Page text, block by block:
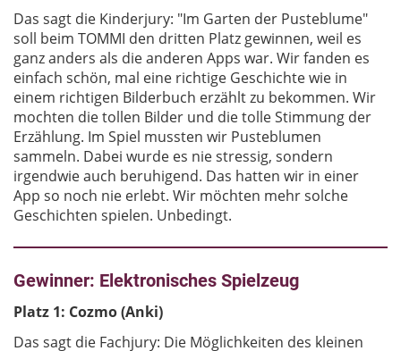
Das sagt die Kinderjury: "Im Garten der Pusteblume"
soll beim TOMMI den dritten Platz gewinnen, weil es
ganz anders als die anderen Apps war. Wir fanden es
einfach schön, mal eine richtige Geschichte wie in
einem richtigen Bilderbuch erzählt zu bekommen. Wir
mochten die tollen Bilder und die tolle Stimmung der
Erzählung. Im Spiel mussten wir Pusteblumen
sammeln. Dabei wurde es nie stressig, sondern
irgendwie auch beruhigend. Das hatten wir in einer
App so noch nie erlebt. Wir möchten mehr solche
Geschichten spielen. Unbedingt.
Gewinner: Elektronisches Spielzeug
Platz 1: Cozmo (Anki)
Das sagt die Fachjury: Die Möglichkeiten des kleinen